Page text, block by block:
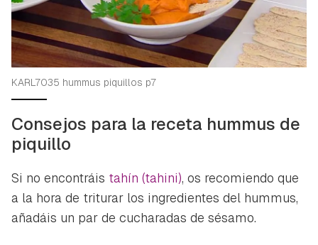
KARL7035 hummus piquillos p7
Consejos para la receta hummus de
piquillo
Si no encontráis tahín (tahini), os recomiendo que
a la hora de triturar los ingredientes del hummus,
añadáis un par de cucharadas de sésamo.